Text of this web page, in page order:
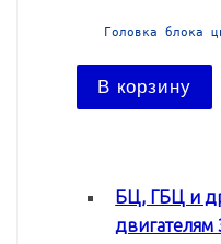
Головка блока
В корзину
БЦ, ГБЦ и